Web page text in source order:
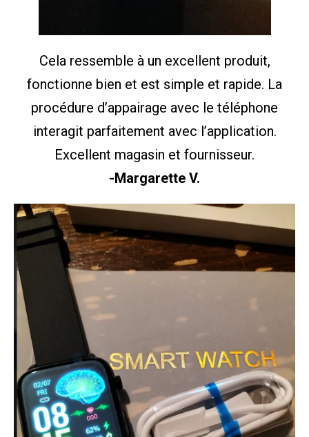
Cela ressemble à un excellent produit,
fonctionne bien et est simple et rapide. La
procédure d’appairage avec le téléphone
interagit parfaitement avec l’application.
Excellent magasin et fournisseur.
-Margarette V.